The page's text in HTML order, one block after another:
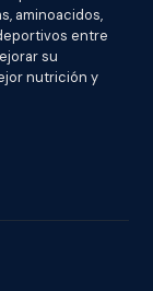
aminoacidos,
entre
su
nutrición y